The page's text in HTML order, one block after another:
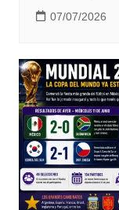
07/07/2026